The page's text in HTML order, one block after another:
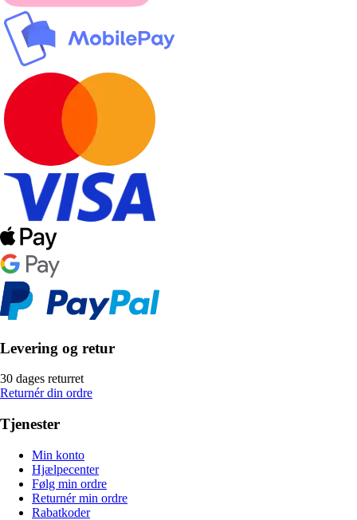
Levering og retur
30 dages returret
Returnér din ordre
Tjenester
Min konto
Hjælpecenter
Følg min ordre
Returnér min ordre
Rabatkoder